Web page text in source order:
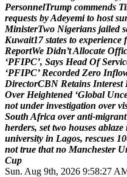
PersonnelTrump commends Ti
requests byAdeyemi to host su
MinisterTwo Nigerians jailed s
Kuwait17 states to experience f
ReportWe Didn’tAllocate Offic
‘PFIPC’, Says Head Of Servic
‘PFIPC’ Recorded Zero Inflo
DirectorCBN Retains Interest
Over Heightened ‘Global Unc
not under investigation over vi
South Africa over anti-migrant
herders, set two houses ablaze
university in Lagos, rescues 10
not true that no Manchester U
Cup
Sun. Aug 9th, 2026 9:58:28